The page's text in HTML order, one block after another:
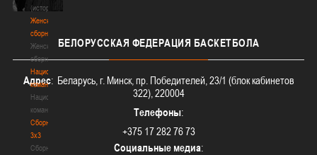
(история)
Женские
сборные
Женские
сборные
Национальная
команда
Национальная
команда
Сборные
3х3
Сборные
БЕЛОРУССКАЯ ФЕДЕРАЦИЯ БАСКЕТБОЛА
Адрес: Беларусь, г. Минск, пр. Победителей, 23/1 (блок кабинетов
322), 220004
Телефоны:
+375 17 282 76 73
Социальные медиа: